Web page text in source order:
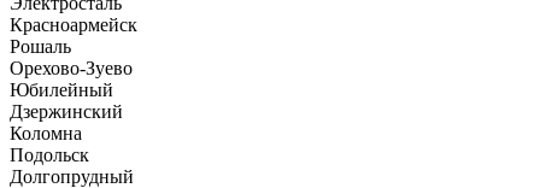
Красноармейск
Рошаль
Орехово-Зуево
Юбилейный
Дзержинский
Коломна
Подольск
Долгопрудный